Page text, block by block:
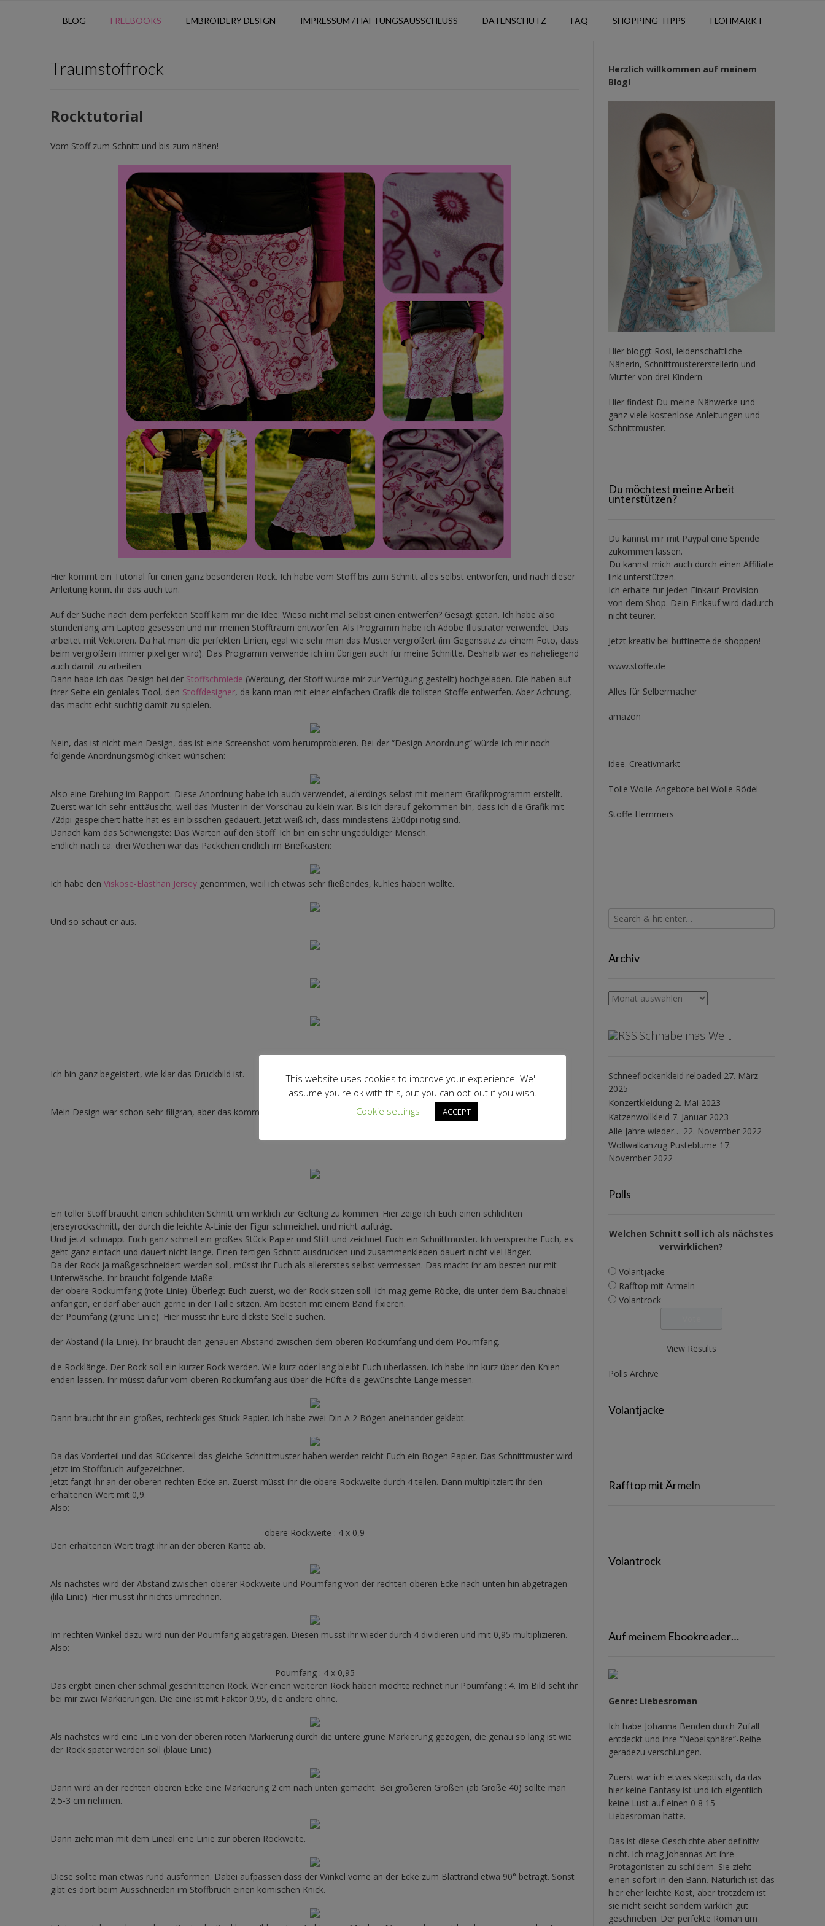
BLOG FREEBOOKS EMBROIDERY DESIGN IMPRESSUM / HAFTUNGSAUSSCHLUSS DATENSCHUTZ FAQ SHOPPING-TIPPS FLOHMARKT
Traumstoffrock
Rocktutorial
Vom Stoff zum Schnitt und bis zum nähen!
Hier kommt ein Tutorial für einen ganz besonderen Rock. Ich habe vom Stoff bis zum Schnitt alles selbst entworfen, und nach dieser
Anleitung könnt ihr das auch tun.
Auf der Suche nach dem perfekten Stoff kam mir die Idee: Wieso nicht mal selbst einen entwerfen? Gesagt getan. Ich habe also
stundenlang am Laptop gesessen und mir meinen Stofftraum entworfen. Als Programm habe ich Adobe Illustrator verwendet. Das
arbeitet mit Vektoren. Da hat man die perfekten Linien, egal wie sehr man das Muster vergrößert (im Gegensatz zu einem Foto, dass
beim vergrößern immer pixeliger wird). Das Programm verwende ich im übrigen auch für meine Schnitte. Deshalb war es naheliegend
auch damit zu arbeiten.
Dann habe ich das Design bei der Stoffschmiede (Werbung, der Stoff wurde mir zur Verfügung gestellt) hochgeladen. Die haben auf
ihrer Seite ein geniales Tool, den Stoffdesigner, da kann man mit einer einfachen Grafik die tollsten Stoffe entwerfen. Aber Achtung,
das macht echt süchtig damit zu spielen.
Nein, das ist nicht mein Design, das ist eine Screenshot vom herumprobieren. Bei der “Design-Anordnung” würde ich mir noch
folgende Anordnungsmöglichkeit wünschen:
Also eine Drehung im Rapport. Diese Anordnung habe ich auch verwendet, allerdings selbst mit meinem Grafikprogramm erstellt.
Zuerst war ich sehr enttäuscht, weil das Muster in der Vorschau zu klein war. Bis ich darauf gekommen bin, dass ich die Grafik mit
72dpi gespeichert hatte hat es ein bisschen gedauert. Jetzt weiß ich, dass mindestens 250dpi nötig sind.
Danach kam das Schwierigste: Das Warten auf den Stoff. Ich bin ein sehr ungeduldiger Mensch.
Endlich nach ca. drei Wochen war das Päckchen endlich im Briefkasten:
Ich habe den Viskose-Elasthan Jersey genommen, weil ich etwas sehr fließendes, kühles haben wollte.
Und so schaut er aus.
Ich bin ganz begeistert, wie klar das Druckbild ist.
Mein Design war schon sehr filigran, aber das kommt echt gut rüber.
Ein toller Stoff braucht einen schlichten Schnitt um wirklich zur Geltung zu kommen. Hier zeige ich Euch einen schlichten
Jerseyrockschnitt, der durch die leichte A-Linie der Figur schmeichelt und nicht aufträgt.
Und jetzt schnappt Euch ganz schnell ein großes Stück Papier und Stift und zeichnet Euch ein Schnittmuster. Ich verspreche Euch, es
geht ganz einfach und dauert nicht lange. Einen fertigen Schnitt ausdrucken und zusammenkleben dauert nicht viel länger.
Da der Rock ja maßgeschneidert werden soll, müsst ihr Euch als allererstes selbst vermessen. Das macht ihr am besten nur mit
Unterwäsche. Ihr braucht folgende Maße:
der obere Rockumfang (rote Linie). Überlegt Euch zuerst, wo der Rock sitzen soll. Ich mag gerne Röcke, die unter dem Bauchnabel
anfangen, er darf aber auch gerne in der Taille sitzen. Am besten mit einem Band fixieren.
der Poumfang (grüne Linie). Hier müsst ihr Eure dickste Stelle suchen.
der Abstand (lila Linie). Ihr braucht den genauen Abstand zwischen dem oberen Rockumfang und dem Poumfang.
die Rocklänge. Der Rock soll ein kurzer Rock werden. Wie kurz oder lang bleibt Euch überlassen. Ich habe ihn kurz über den Knien
enden lassen. Ihr müsst dafür vom oberen Rockumfang aus über die Hüfte die gewünschte Länge messen.
Dann braucht ihr ein großes, rechteckiges Stück Papier. Ich habe zwei Din A 2 Bögen aneinander geklebt.
Da das Vorderteil und das Rückenteil das gleiche Schnittmuster haben werden reicht Euch ein Bogen Papier. Das Schnittmuster wird
jetzt im Stoffbruch aufgezeichnet.
Jetzt fangt ihr an der oberen rechten Ecke an. Zuerst müsst ihr die obere Rockweite durch 4 teilen. Dann multiplitziert ihr den
erhaltenen Wert mit 0,9.
Also:
obere Rockweite : 4 x 0,9
Den erhaltenen Wert tragt ihr an der oberen Kante ab.
Als nächstes wird der Abstand zwischen oberer Rockweite und Poumfang von der rechten oberen Ecke nach unten hin abgetragen
(lila Linie). Hier müsst ihr nichts umrechnen.
Im rechten Winkel dazu wird nun der Poumfang abgetragen. Diesen müsst ihr wieder durch 4 dividieren und mit 0,95 multiplizieren.
Also:
Poumfang : 4 x 0,95
Das ergibt einen eher schmal geschnittenen Rock. Wer einen weiteren Rock haben möchte rechnet nur Poumfang : 4. Im Bild seht ihr
bei mir zwei Markierungen. Die eine ist mit Faktor 0,95, die andere ohne.
Als nächstes wird eine Linie von der oberen roten Markierung durch die untere grüne Markierung gezogen, die genau so lang ist wie
der Rock später werden soll (blaue Linie).
Dann wird an der rechten oberen Ecke eine Markierung 2 cm nach unten gemacht. Bei größeren Größen (ab Größe 40) sollte man
2,5-3 cm nehmen.
Dann zieht man mit dem Lineal eine Linie zur oberen Rockweite.
Diese sollte man etwas rund ausformen. Dabei aufpassen dass der Winkel vorne an der Ecke zum Blattrand etwa 90° beträgt. Sonst
gibt es dort beim Ausschneiden im Stoffbruch einen komischen Knick.
Herzlich willkommen auf meinem
Blog!
Hier bloggt Rosi, leidenschaftliche
Näherin, Schnittmustererstellerin und
Mutter von drei Kindern.
Hier findest Du meine Nähwerke und
ganz viele kostenlose Anleitungen und
Schnittmuster.
Du möchtest meine Arbeit
unterstützen?
Du kannst mir mit Paypal eine Spende
zukommen lassen.
Du kannst mich auch durch einen Affiliate
link unterstützen.
Ich erhalte für jeden Einkauf Provision
von dem Shop. Dein Einkauf wird dadurch
nicht teurer.
Jetzt kreativ bei buttinette.de shoppen!
www.stoffe.de
Alles für Selbermacher
amazon
idee. Creativmarkt
Tolle Wolle-Angebote bei Wolle Rödel
Stoffe Hemmers
Archiv
Archiv
Schnabelinas Welt
Schneeflockenkleid reloaded 27. März
2025
Konzertkleidung 2. Mai 2023
Katzenwollkleid 7. Januar 2023
Alle Jahre wieder… 22. November 2022
Wollwalkanzug Pusteblume 17.
November 2022
Polls
Welchen Schnitt soll ich als nächstes
verwirklichen?
Volantjacke
Rafftop mit Ärmeln
Volantrock
View Results
Polls Archive
Volantjacke
Rafftop mit Ärmeln
Volantrock
Auf meinem Ebookreader…
Genre: Liebesroman
Ich habe Johanna Benden durch Zufall
entdeckt und ihre “Nebelsphäre”-Reihe
geradezu verschlungen.
Zuerst war ich etwas skeptisch, da das
hier keine Fantasy ist und ich eigentlich
keine Lust auf einen 0 8 15 –
Liebesroman hatte.
Das ist diese Geschichte aber definitiv
nicht. Ich mag Johannas Art ihre
Protagonisten zu schildern. Sie zieht
einen sofort in den Bann. Natürlich ist das
hier eher leichte Kost, aber trotzdem ist
sie nicht seicht sondern wirklich gut
geschrieben. Der perfekte Roman um
This website uses cookies to improve your experience. We'll
assume you're ok with this, but you can opt-out if you wish.
Cookie settings
ACCEPT